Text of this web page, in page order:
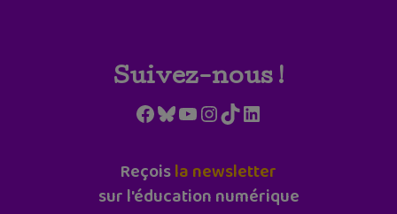
Suivez-nous !
Facebook
Bluesky
YouTube
Instagram
TikTokLinkedIn
Reçoisla newsletter
sur l'éducation numérique